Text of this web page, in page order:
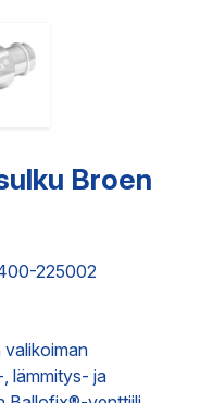
Broen
225002
valikoiman
lämmitys- ja